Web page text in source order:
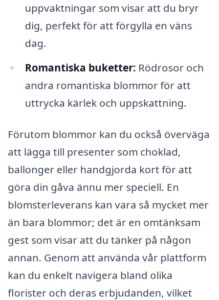
uppvaktningar som visar att du bryr
dig, perfekt för att förgylla en väns
dag.
Romantiska buketter: Rödrosor och
andra romantiska blommor för att
uttrycka kärlek och uppskattning.
Förutom blommor kan du också överväga
att lägga till presenter som choklad,
ballonger eller handgjorda kort för att
göra din gåva ännu mer speciell. En
blomsterleverans kan vara så mycket mer
än bara blommor; det är en omtänksam
gest som visar att du tänker på någon
annan. Genom att använda vår plattform
kan du enkelt navigera bland olika
florister och deras erbjudanden, vilket